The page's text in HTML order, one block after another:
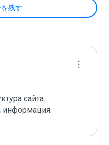
を残す
сайта.
информация.